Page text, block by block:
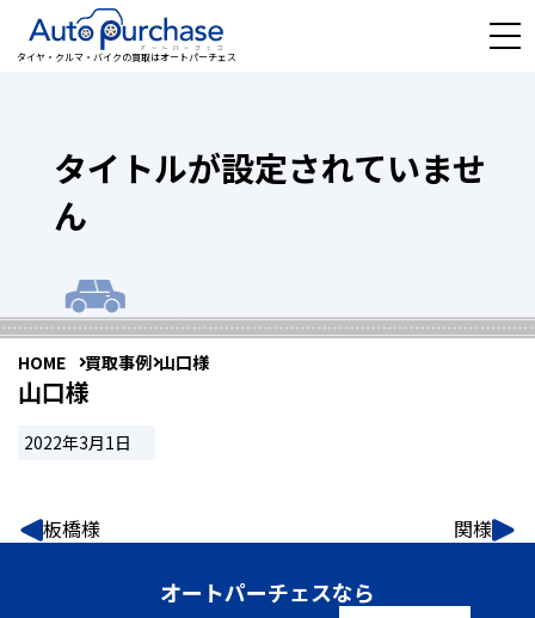
タイヤ・クルマ・バイクの買取はオートパーチェス
タイトルが設定されていませ
ん
HOME 買取事例 山口様
山口様
2022年3月1日
板橋様 関様
オートパーチェスなら